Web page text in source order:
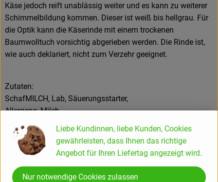
Käse jedoch reift unablässig weiter und es kann zu weiterer
Schimmelbildung kommen. Dieser ist weiß bis hellgrau. Für
die Optik kann die Käserinde mit einem trockenen
Baumwolltuch vorsichtig abgerieben werden. Die Rinde ist,
wie auch deklariert, nicht zum Verzehr geeignet.
Zutaten:
SchafMILCH, Lab, Säuerungsstarter,
Allergene: Milch
Inverkehrbringer:
Käsegroßhandel Würth
Am Lindlein 16
91126 Schwabach
Liebe Kundinnen, liebe Kunden, Cookies
gewährleisten, dass Ihnen das richtige
Angebot für Ihren Liefertag angezeigt wird.
Nur notwendige Cookies zulassen